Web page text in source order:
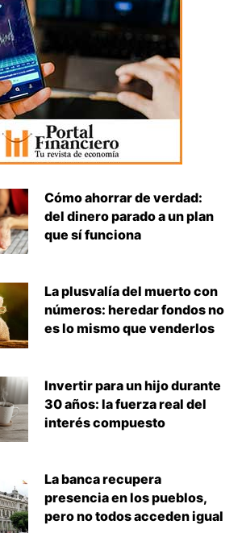
Cómo ahorrar de verdad:
del dinero parado a un plan
que sí funciona
La plusvalía del muerto con
números: heredar fondos no
es lo mismo que venderlos
Invertir para un hijo durante
30 años: la fuerza real del
interés compuesto
La banca recupera
presencia en los pueblos,
pero no todos acceden igual